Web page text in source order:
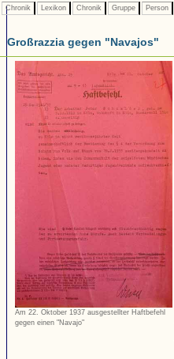
Chronik Lexikon Chronik Gruppe Person
Großrazzia gegen "Navajos"
Am 22. Oktober 1937 ausgestellter Haftbefehl
gegen einen "Navajo"